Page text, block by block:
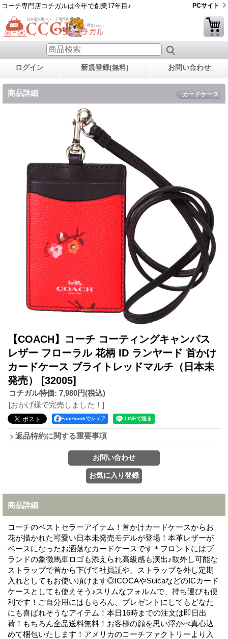
コーチ専門店コチガルは今年で創業17年目♪ PCサイト
ログイン 新規登録(無料) お問い合わせ
商品詳細 カードケース
【COACH】コーチ コーティングキャンパス
レザー フローラル 花柄 ID ランヤード 首かけ
カードケース ブライトレッドマルチ（日本未
発売） [32005]
コチガル特価: 7,980円(税込)
[おかげ様で完売しました！]
Facebookでシェア
返品特約に関する重要事項
商品詳細
コーチのベストセラーアイテム！首かけカードケースからお
花が描かれた可愛い日本未発売モデルが登場！本革レザーが
ベースになったお洒落なカードケースです＊フロントにはブ
ランドの象徴馬車ロゴも添えられ高級感も演出♪取外し可能な
ストラップで首から下げて社員証や、ストラップを外し定期
入れとしてもお使い頂けます◎ICOCAやSuicaなどのICカード
ケースとしても使えそう♪スリムなフォルムで、持ち運びも便
利です！ご自分用にはもちろん、プレゼントにしてもどなた
にも喜ばれそうなアイテム！本日16時までの注文は即日出
荷！もちろん全品送料無料！お客様の顔を思い浮かべ真心込
めて梱包いたします！アメリカのコーチファクトリーより入